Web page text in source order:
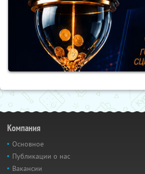
Компания
Основное
Публикации о нас
Вакансии